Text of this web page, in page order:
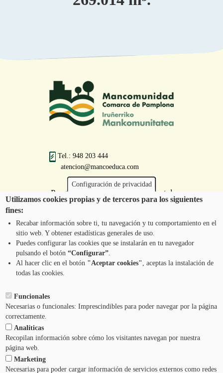
Tel.: 948 203 444
atencion@mancoeduca.com
Programa de Educación Ambiental
Escolar de la Mancomunidad de la
Pie
CONTÁCTANOS
CONDICIONES DEL SERVICIO
POLÍTICA DE PRIVACIDAD
Configuración de privacidad
Utilizamos cookies propias y de terceros para los siguientes
fines:
Recabar información sobre ti, tu navegación y tu comportamiento en el
sitio web. Y obtener estadísticas generales de uso.
Puedes configurar las cookies que se instalarán en tu navegador
pulsando el botón“Configurar”.
Al hacer clic en el botón "Aceptar cookies", aceptas la instalación de
todas las cookies.
Funcionales
Necesarias o funcionales: Imprescindibles para poder navegar por la página
correctamente.
Analíticas
Recopilan información sobre cómo los visitantes navegan por nuestra
página web.
Marketing
Necesarias para poder cargar información de servicios externos como redes